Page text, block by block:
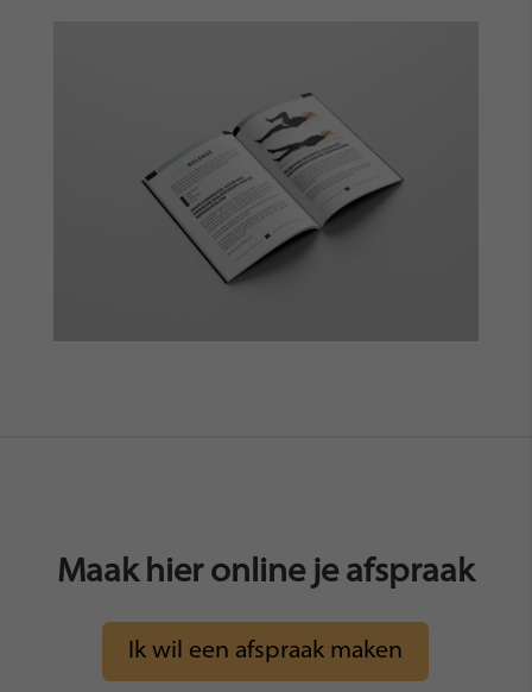
Maak hier online je afspraak
Ik wil een afspraak maken